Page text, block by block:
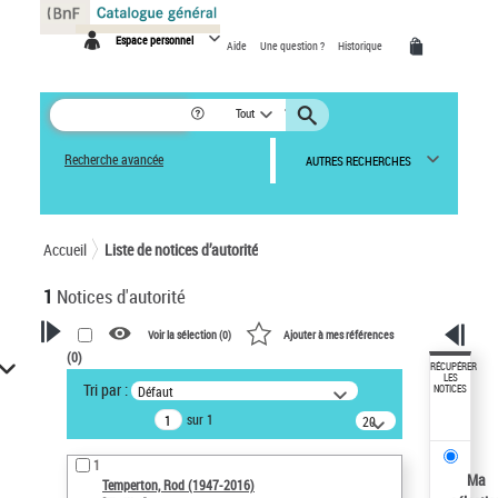
Espace personnel Aide Une question ? Historique
Tout
Recherche avancée AUTRES RECHERCHES
Accueil Liste de notices d’autorité
1 Notices d'autorité
VOTRE RECHERCHE
Recherche avancée dans les
notices d’autorité
Œuvres liées à l'auteur :
Temperton, Rod (1947-2016)
Voir la sélection (0) Ajouter à mes références
(0)
Tri par : Défaut
sur 1
20
résultats/page
1
Temperton, Rod (1947-2016)
RÉCUPÉRER
LES
NOTICES
Ma
Panneau de gestion des cookies